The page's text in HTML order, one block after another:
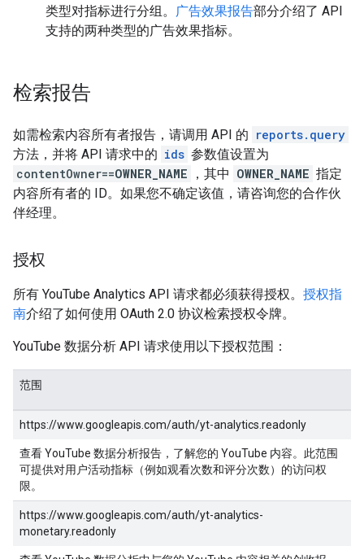
类型对指标进行分组。 广告效果报告部分介绍了 API
支持的两种类型的广告效果指标。
检索报告
如需检索内容所有者报告，请调用 API 的 reports.query
方法，并将 API 请求中的 ids 参数值设置为
contentOwner==OWNER_NAME ，其中 OWNER_NAME 指定
内容所有者的 ID。如果您不确定该值，请咨询您的合作伙
伴经理。
授权
所有 YouTube Analytics API 请求都必须获得授权。 授权指
南介绍了如何使用 OAuth 2.0 协议检索授权令牌。
YouTube 数据分析 API 请求使用以下授权范围：
范围
https://www.googleapis.com/auth/yt-analytics.readonly
查看 YouTube 数据分析报告，了解您的 YouTube 内容。此范围
可提供对用户活动指标（例如观看次数和评分次数）的访问权
限。
https://www.googleapis.com/auth/yt-analytics-
monetary.readonly